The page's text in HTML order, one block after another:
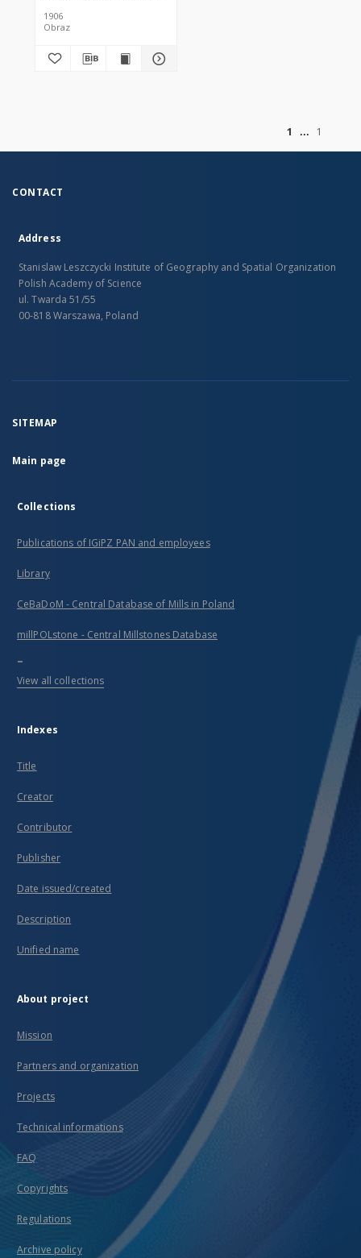
1906
Obraz
1
1
CONTACT
Address
Stanislaw Leszczycki Institute of Geography and Spatial Organization
Polish Academy of Science
ul. Twarda 51/55
00-818 Warszawa, Poland
SITEMAP
Main page
Collections
Publications of IGiPZ PAN and employees
Library
CeBaDoM - Central Database of Mills in Poland
millPOLstone - Central Millstones Database
...
View all collections
Indexes
Title
Creator
Contributor
Publisher
Date issued/created
Description
Unified name
About project
Mission
Partners and organization
Projects
Technical informations
FAQ
Copyrights
Regulations
Archive policy